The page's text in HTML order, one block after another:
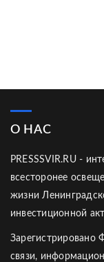
О НАС
PRESSSVIR.RU -
всесторонее
жизни
инвестиционной
Зарегистрировано
связи,